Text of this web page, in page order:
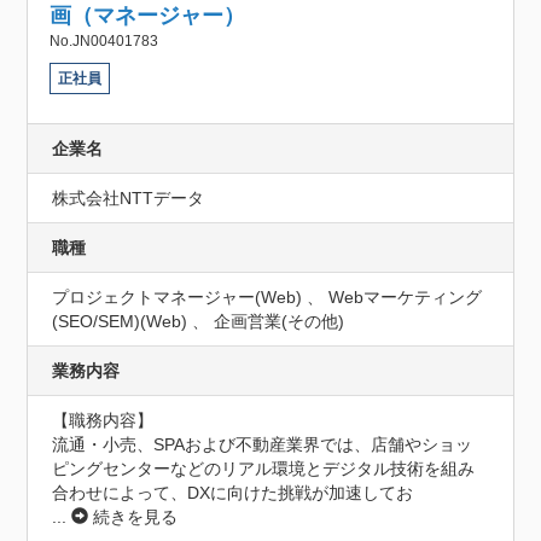
画（マネージャー）
No.JN00401783
正社員
企業名
株式会社NTTデータ
職種
プロジェクトマネージャー(Web) 、 Webマーケティング
(SEO/SEM)(Web) 、 企画営業(その他)
業務内容
【職務内容】
流通・小売、SPAおよび不動産業界では、店舗やショッ
ピングセンターなどのリアル環境とデジタル技術を組み
合わせによって、DXに向けた挑戦が加速してお
...
続きを見る